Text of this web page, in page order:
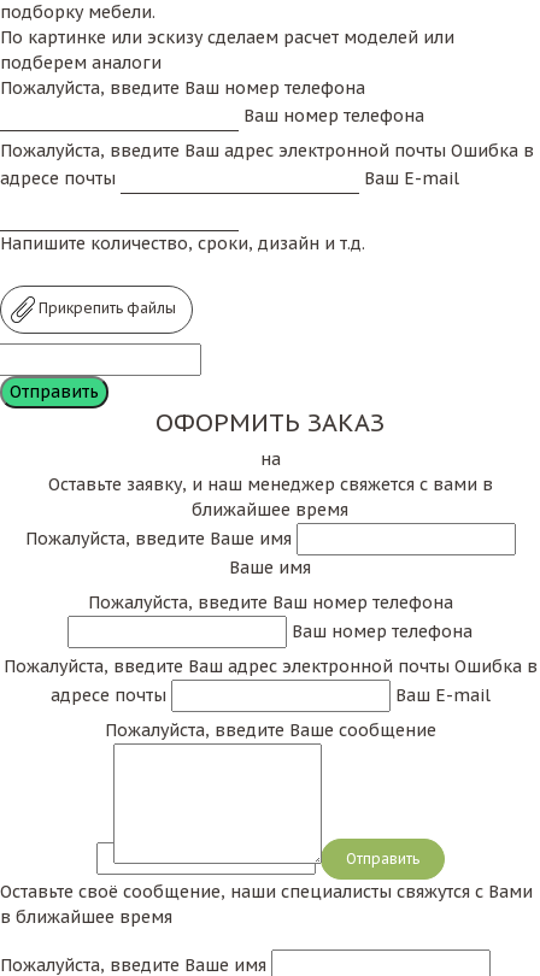
подборку мебели.
По картинке или эскизу сделаем расчет моделей или
подберем аналоги
Пожалуйста, введите Ваш номер телефона
Ваш номер телефона
Пожалуйста, введите Ваш адрес электронной почты Ошибка в
адресе почты
Ваш E-mail
Напишите количество, сроки, дизайн и т.д.
Прикрепить файлы
ОФОРМИТЬ ЗАКАЗ
на
Оставьте заявку, и наш менеджер свяжется с вами в
ближайшее время
Пожалуйста, введите Ваше имя
Ваше имя
Пожалуйста, введите Ваш номер телефона
Ваш номер телефона
Пожалуйста, введите Ваш адрес электронной почты Ошибка в
адресе почты
Ваш E-mail
Пожалуйста, введите Ваше сообщение
Сообщение
Оставьте своё сообщение, наши специалисты свяжутся с Вами
в ближайшее время
Пожалуйста, введите Ваше имя